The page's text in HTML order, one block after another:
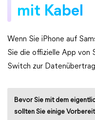
mit Kabel
Wenn Sie iPhone auf
Sie die offizielle App von
Switch zur
Bevor Sie mit dem
sollten Sie einige